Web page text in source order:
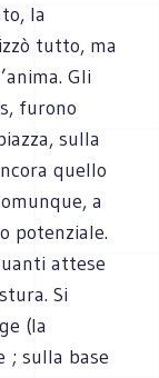
la
tutto, ma
Gli
furono
sulla
quello
a
potenziale.
attese
Si
(la
; sulla base